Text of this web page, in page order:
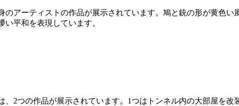
アーティストの作品が展示されています。鳩と銃の形が黄色い
平和を表現しています。
2つの作品が展示されています。1つはトンネル内の大部屋を改